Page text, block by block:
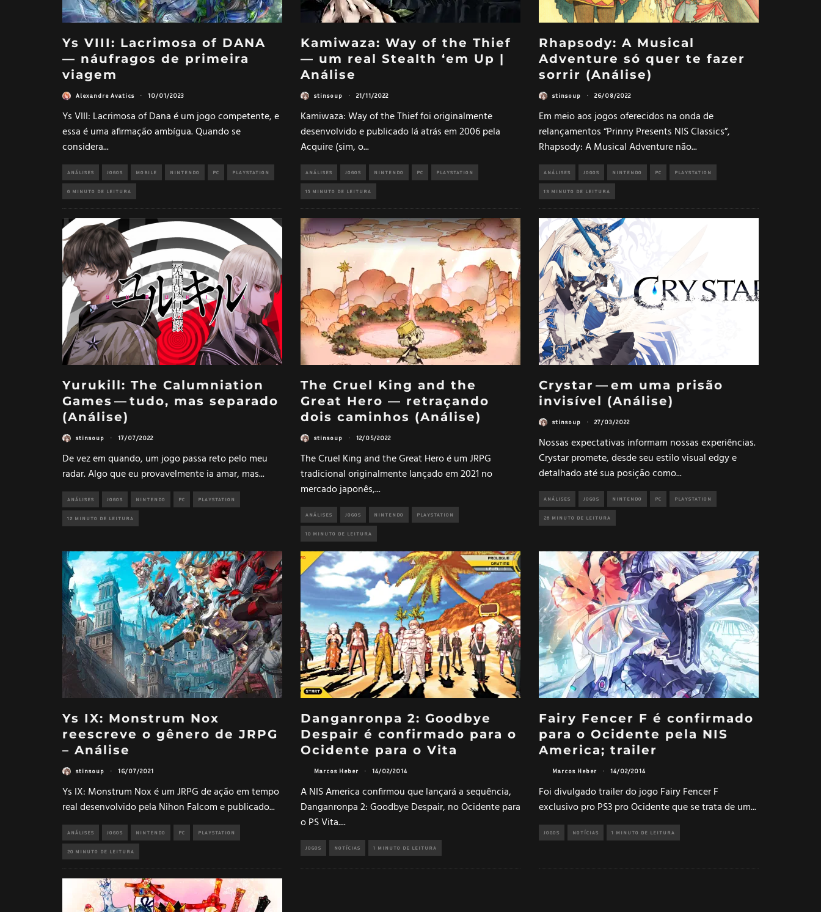
Ys VIII: Lacrimosa of DANA
— náufragos de primeira
viagem
Alexandre Avatics · 10/01/2023
Ys VIII: Lacrimosa of Dana é um jogo competente, e
essa é uma afirmação ambígua. Quando se
considera...
ANÁLISES JOGOS MOBILE NINTENDO PC PLAYSTATION
6 MINUTO DE LEITURA
Kamiwaza: Way of the Thief
— um real Stealth ‘em Up |
Análise
stinsoup · 21/11/2022
Kamiwaza: Way of the Thief foi originalmente
desenvolvido e publicado lá atrás em 2006 pela
Acquire (sim, o...
ANÁLISES JOGOS NINTENDO PC PLAYSTATION
15 MINUTO DE LEITURA
Rhapsody: A Musical
Adventure só quer te fazer
sorrir (Análise)
stinsoup · 26/08/2022
Em meio aos jogos oferecidos na onda de
relançamentos “Prinny Presents NIS Classics”,
Rhapsody: A Musical Adventure não...
ANÁLISES JOGOS NINTENDO PC PLAYSTATION
13 MINUTO DE LEITURA
Yurukill: The Calumniation
Games — tudo, mas separado
(Análise)
stinsoup · 17/07/2022
De vez em quando, um jogo passa reto pelo meu
radar. Algo que eu provavelmente ia amar, mas...
ANÁLISES JOGOS NINTENDO PC PLAYSTATION
12 MINUTO DE LEITURA
The Cruel King and the
Great Hero — retraçando
dois caminhos (Análise)
stinsoup · 12/05/2022
The Cruel King and the Great Hero é um JRPG
tradicional originalmente lançado em 2021 no
mercado japonês,...
ANÁLISES JOGOS NINTENDO PLAYSTATION
10 MINUTO DE LEITURA
Crystar — em uma prisão
invisível (Análise)
stinsoup · 27/03/2022
Nossas expectativas informam nossas experiências.
Crystar promete, desde seu estilo visual edgy e
detalhado até sua posição como...
ANÁLISES JOGOS NINTENDO PC PLAYSTATION
26 MINUTO DE LEITURA
Ys IX: Monstrum Nox
reescreve o gênero de JRPG
– Análise
stinsoup · 16/07/2021
Ys IX: Monstrum Nox é um JRPG de ação em tempo
real desenvolvido pela Nihon Falcom e publicado...
ANÁLISES JOGOS NINTENDO PC PLAYSTATION
20 MINUTO DE LEITURA
Danganronpa 2: Goodbye
Despair é confirmado para o
Ocidente para o Vita
Marcos Heber · 14/02/2014
A NIS America confirmou que lançará a sequência,
Danganronpa 2: Goodbye Despair, no Ocidente para
o PS Vita....
JOGOS NOTÍCIAS 1 MINUTO DE LEITURA
Fairy Fencer F é confirmado
para o Ocidente pela NIS
America; trailer
Marcos Heber · 14/02/2014
Foi divulgado trailer do jogo Fairy Fencer F
exclusivo pro PS3 pro Ocidente que se trata de um...
JOGOS NOTÍCIAS 1 MINUTO DE LEITURA